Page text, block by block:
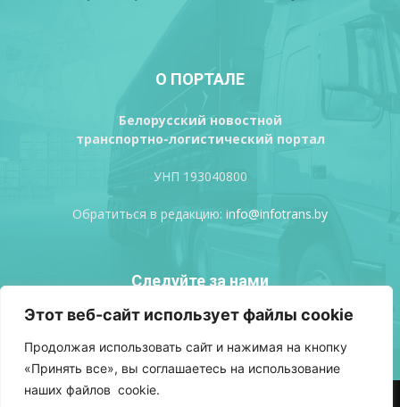
Этот веб-сайт использует файлы cookie
Продолжая использовать сайт и нажимая на кнопку
«Принять все», вы соглашаетесь на использование
наших файлов cookie.
О ПОРТАЛЕ
Белорусский новостной
транспортно-логистический портал
УНП 193040800
Обратиться в редакцию: info@infotrans.bу
Следуйте за нами
АВТОРСКИЕ ПРАВА